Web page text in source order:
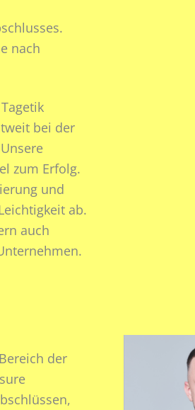
nach
bei der
zum Erfolg.
und
ab.
auch
der